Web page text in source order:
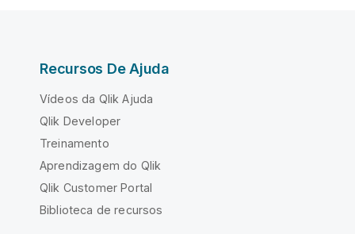
Recursos De Ajuda
Vídeos da Qlik Ajuda
Qlik Developer
Treinamento
Aprendizagem do Qlik
Qlik Customer Portal
Biblioteca de recursos